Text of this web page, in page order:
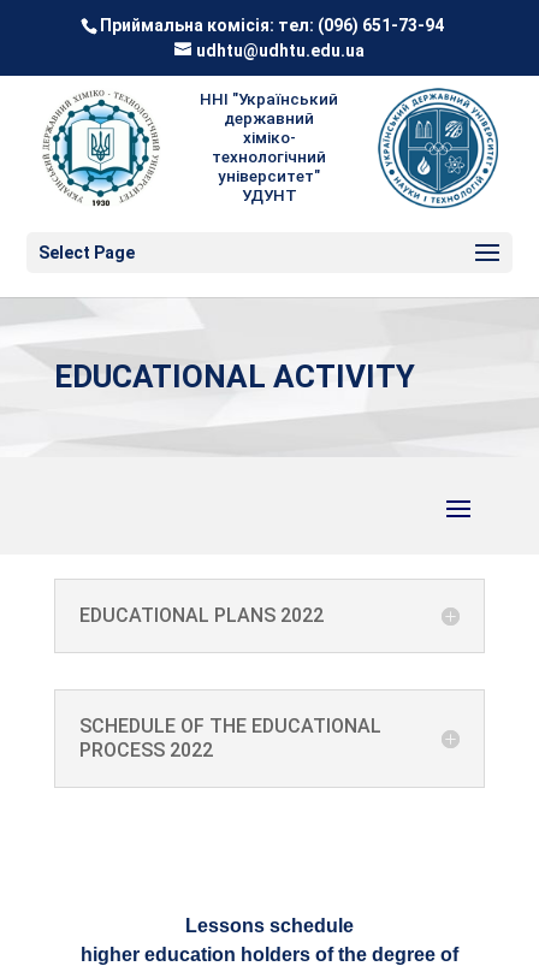
Приймальна комісія: тел: (096) 651-73-94
udhtu@udhtu.edu.ua
ННІ "Український
державний
хіміко-
технологічний
університет"
УДУНТ
Select Page
EDUCATIONAL ACTIVITY
EDUCATIONAL PLANS 2022
SCHEDULE OF THE EDUCATIONAL
PROCESS 2022
Lessons schedule
higher education holders of the degree of